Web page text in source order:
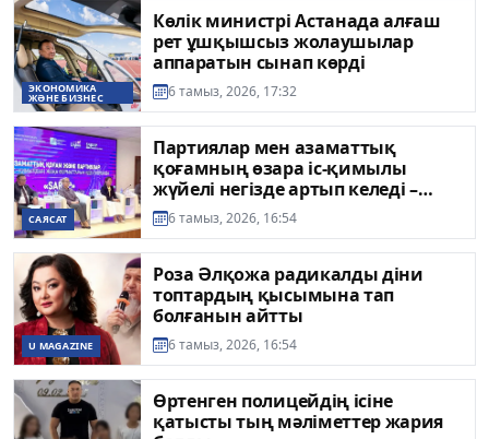
ЭКОНОМИКА
ЖӘНЕ БИЗНЕС
Көлік министрі Астанада алғаш
рет ұшқышсыз жолаушылар
аппаратын сынап көрді
6 тамыз, 2026, 17:32
САЯСАТ
Партиялар мен азаматтық
қоғамның өзара іс-қимылы
жүйелі негізде артып келеді –
«Sarap» клубының сарапшылары
6 тамыз, 2026, 16:54
U MAGAZINE
Роза Әлқожа радикалды діни
топтардың қысымына тап
болғанын айтты
6 тамыз, 2026, 16:54
Өртенген полицейдің ісіне
қатысты тың мәліметтер жария